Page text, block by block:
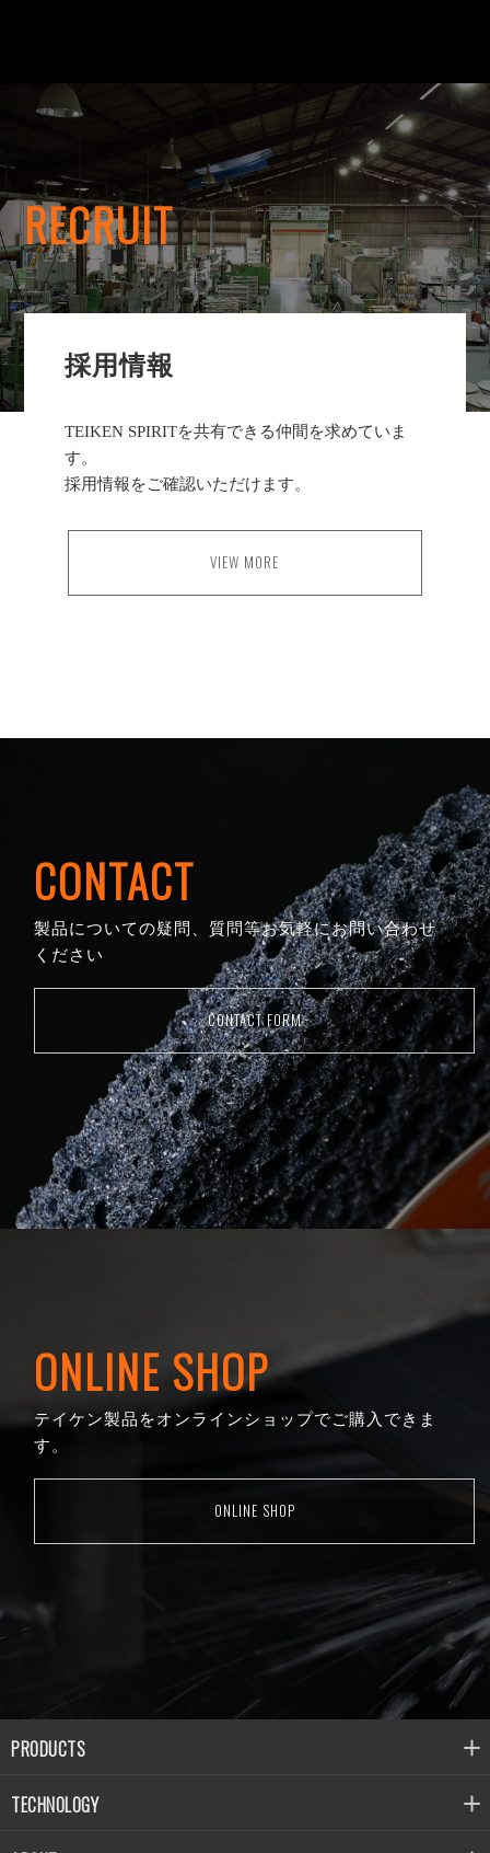
RECRUIT
採用情報
TEIKEN SPIRITを共有できる仲間を求めていま
す。
採用情報をご確認いただけます。
VIEW MORE
CONTACT
製品についての疑問、質問等お気軽にお問い合わせ
ください
CONTACT FORM
ONLINE SHOP
テイケン製品をオンラインショップでご購入できま
す。
ONLINE SHOP
PRODUCTS
TECHNOLOGY